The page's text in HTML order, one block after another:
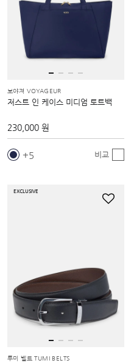
보야져 VOYAGEUR
저스트 인 케이스 미디엄 토트백
230,000 원
5 비교
EXCLUSIVE
투미 벨트 TUMI BELTS